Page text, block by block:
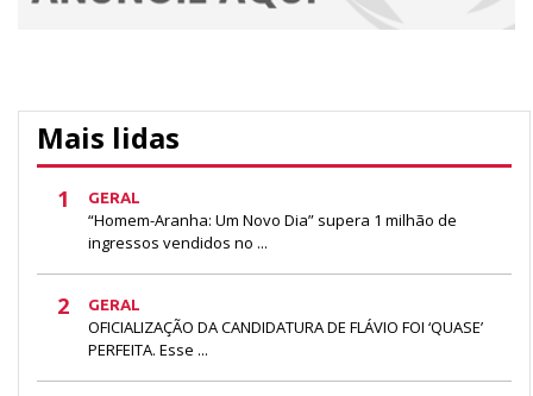
Mais lidas
1 GERAL
“Homem-Aranha: Um Novo Dia” supera 1 milhão de
ingressos vendidos no ...
2 GERAL
OFICIALIZAÇÃO DA CANDIDATURA DE FLÁVIO FOI ‘QUASE’
PERFEITA. Esse ...